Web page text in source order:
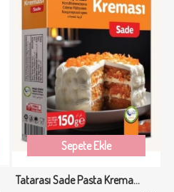
Tatarası Sade Pasta Kreması 150 GR
Sepete Ekle